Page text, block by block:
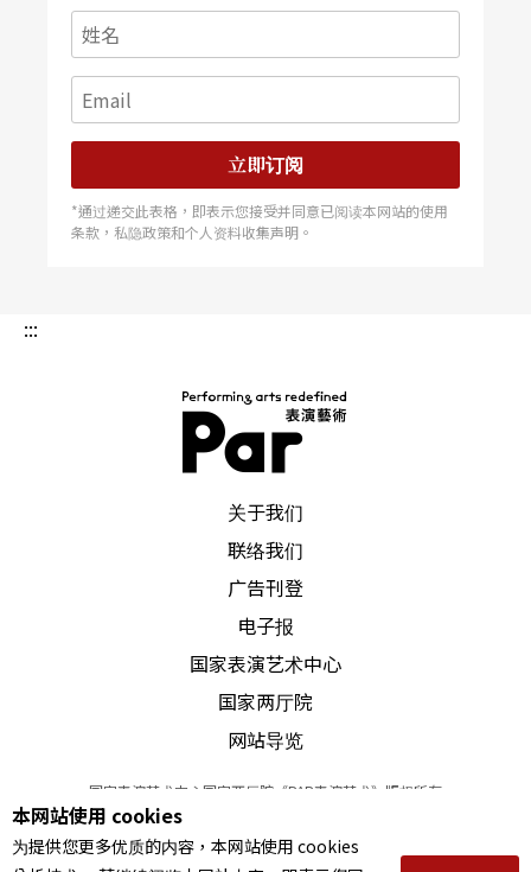
立即订阅
*通过递交此表格，即表示您接受并同意已阅读本网站的使用
条款，私隐政策和个人资料收集声明。
:::
关于我们
联络我们
广告刊登
电子报
国家表演艺术中心
国家两厅院
网站导览
国家表演艺术中心国家两厅院《PAR表演艺术》版权所有
© 2022Performing arts redefined. All Rights Reserved
统一编号 Tax Id number 00973926
本网站使用 cookies
为提供您更多优质的内容，本网站使用 cookies